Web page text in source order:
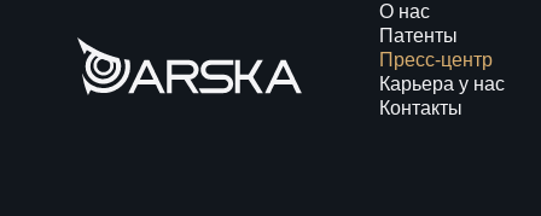
О нас
Патенты
Пресс-центр
Карьера у нас
Контакты